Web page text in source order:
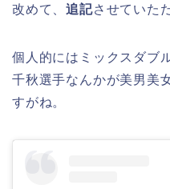
改めて、追記させていた
個人的にはミックスダブ
千秋選手なんかが美男美
すがね。